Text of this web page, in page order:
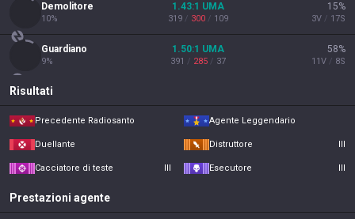
Demolitore
10%
1.43:1 UMA
319 / 300 / 109
15%
3V / 17S
Guardiano
9%
1.50:1 UMA
391 / 285 / 37
58%
11 V / 8S
Risultati
Precedente Radiosanto Agente Leggendario
Duellante Distruttore III
Cacciatore di teste III Esecutore III
Prestazioni agente